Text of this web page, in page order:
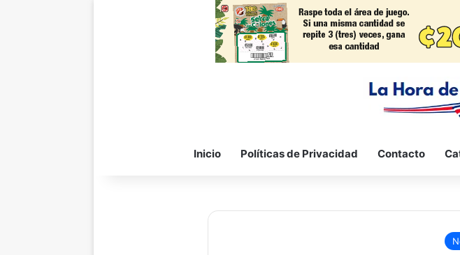
Inicio Políticas de Privacidad Contacto